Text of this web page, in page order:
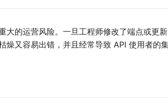
大的运营风险。一旦工程师修改了端点或更
燥又容易出错，并且经常导致 API 使用者的集